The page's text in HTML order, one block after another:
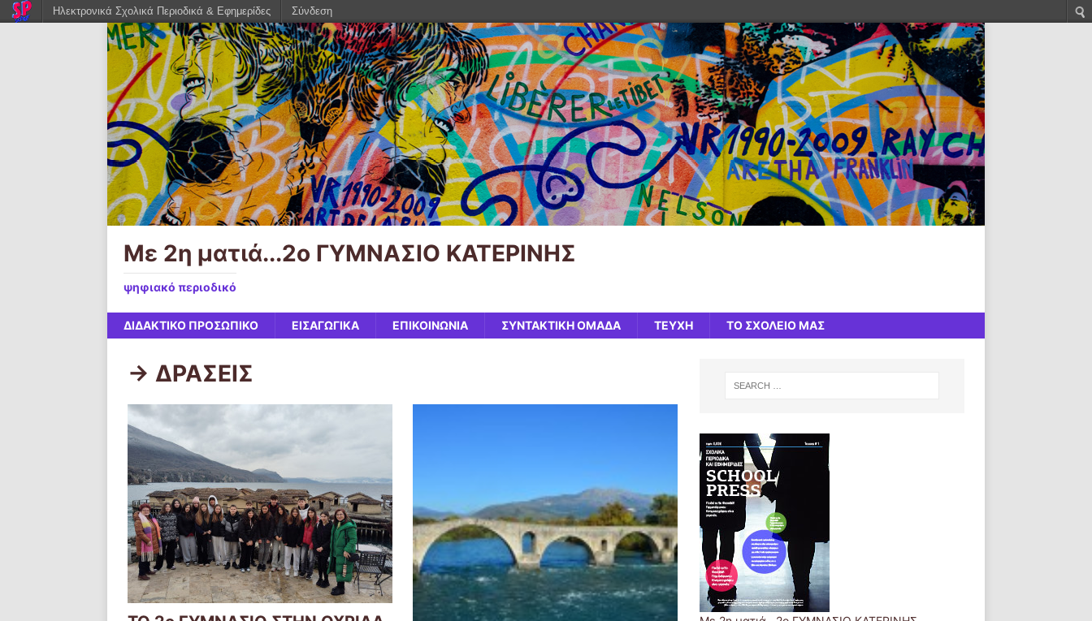
Με 2η ματιά...2ο ΓΥΜΝΑΣΙΟ ΚΑΤΕΡΙΝΗΣ
ψηφιακό περιοδικό
ΔΙΔΑΚΤΙΚΟ ΠΡΟΣΩΠΙΚΟ ΕΙΣΑΓΩΓΙΚΑ ΕΠΙΚΟΙΝΩΝΙΑ ΣΥΝΤΑΚΤΙΚΗ ΟΜΑΔΑ ΤΕΥΧΗ ΤΟ ΣΧΟΛΕΙΟ ΜΑΣ
-> ΔΡΑΣΕΙΣ
Ηλεκτρονικά Σχολικά Περιοδικά & Εφημερίδες Σύνδεση